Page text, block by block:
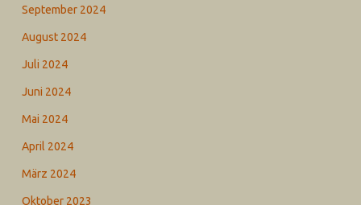
September 2024
August 2024
Juli 2024
Juni 2024
Mai 2024
April 2024
März 2024
Oktober 2023